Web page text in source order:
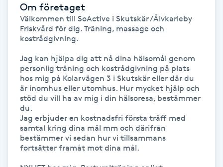
Gellack med förstärkning
Gravidmassage
Gravidyoga
Gruppträning
Gua Sha-massage
Om företaget
Välkommen till SoActive i Skutskär /Älvkarleby
Friskvård för dig. Träning, massage och
kostrådgivning.
Jag kan hjälpa dig att nå dina hälsomål genom
personlig träning och kostrådgivning på plats
hos mig på Kolarvägen 3 i Skutskär eller där du
är inomhus eller utomhus. Hur mycket hjälp och
stöd du vill ha av mig i din hälsoresa, bestämmer
du.
Jag erbjuder en kostnadsfri första träff med
samtal kring dina mål mm och därifrån
bestämmer vi sedan hur vi tillsammans
fortsätter framåt mot dina mål.